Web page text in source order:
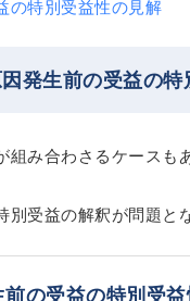
特別受益性の見解
発生前の受益の特
組み合わさるケース
別受益の解釈が問題と
前の受益の特別受